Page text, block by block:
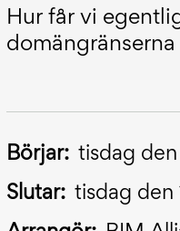
Hur får vi
Börjar: tisdag
Slutar: tisdag den